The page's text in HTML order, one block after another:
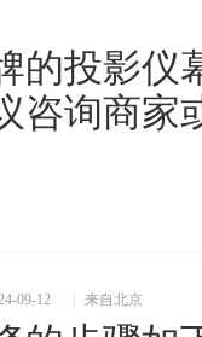
的投影仪
咨询商家
09-12 来自北京